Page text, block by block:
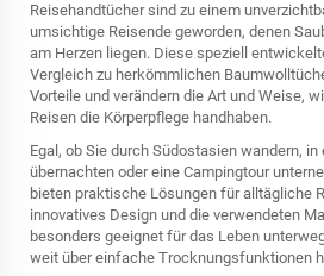
Reisehandtüchersind zu einem
umsichtige Reisende geworden, denen
am Herzen liegen. Diese speziell
Vergleich zu herkömmlichen
Vorteile und verändern die Art und Weise,
Reisen die Körperpflege handhaben.
Egal, ob Sie durch Südostasien wandern,
übernachten oder eine Campingtour
bieten praktische Lösungen für alltägliche
innovatives Design und die verwendeten
besonders geeignet für das Leben
weit über einfache Trocknungsfunktionen